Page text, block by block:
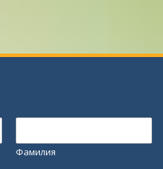
Фамилия